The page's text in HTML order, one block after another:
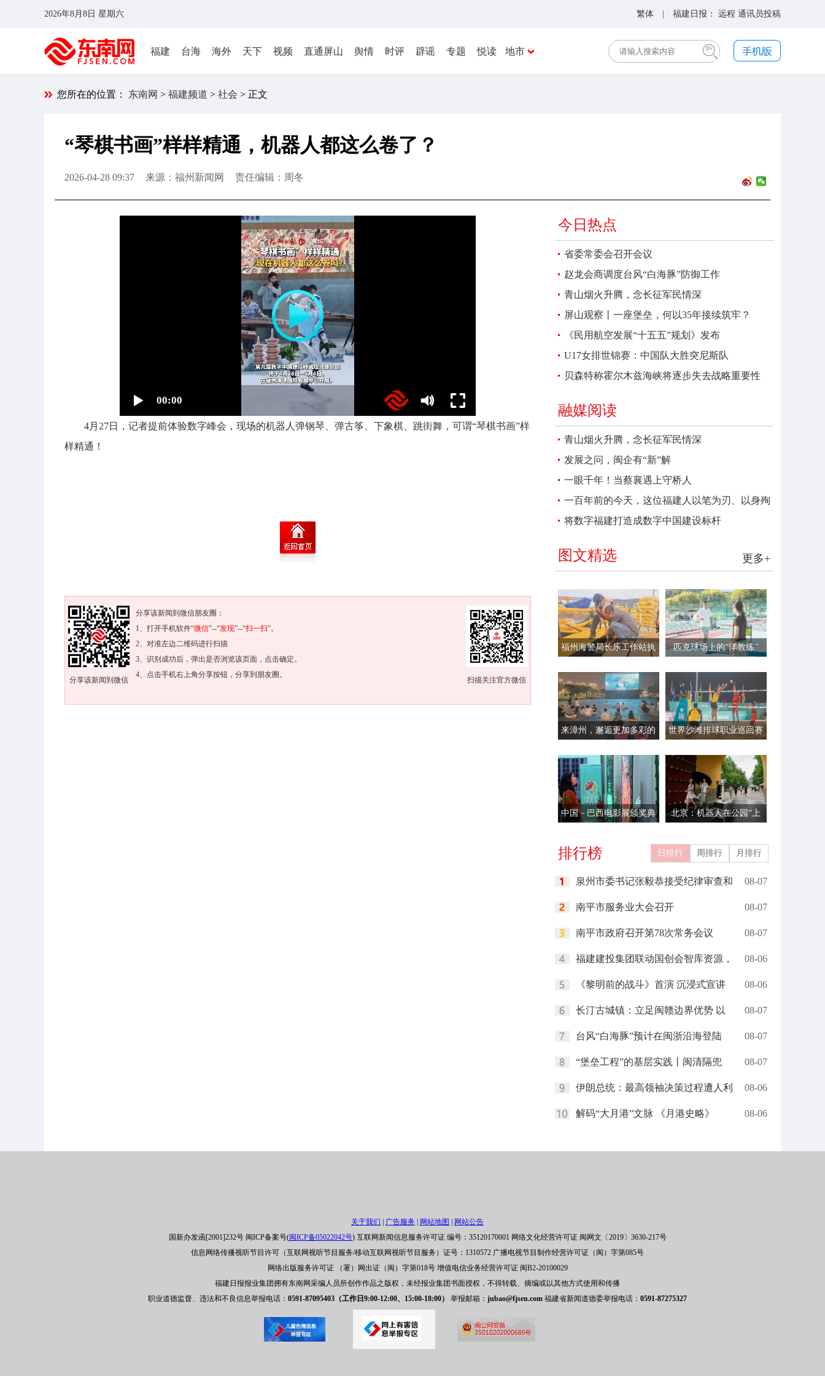
2026年8月8日 星期六 繁体 | 福建日报： 远程 通讯员投稿
福建 台海 海外 天下 视频 直通屏山 舆情 时评 辟谣 专题 悦读 地市
您所在的位置： 东南网 > 福建频道 > 社会 > 正文
“琴棋书画”样样精通，机器人都这么卷了？
2026-04-28 09:37 来源：福州新闻网 责任编辑：周冬
00:00
4月27日，记者提前体验数字峰会，现场的机器人弹钢琴、弹古筝、下象棋、跳街舞，可谓“琴棋书画”样
样精通！
扫描关注官方微信
分享该新闻到微信
分享该新闻到微信朋友圈：
1、打开手机软件“微信”--“发现”--“扫一扫”。
2、对准左边二维码进行扫描
3、识别成功后，弹出是否浏览该页面，点击确定。
4、点击手机右上角分享按钮，分享到朋友圈。
今日热点
省委常委会召开会议
赵龙会商调度台风“白海豚”防御工作
青山烟火升腾，念长征军民情深
屏山观察丨一座堡垒，何以35年接续筑牢？
《民用航空发展“十五五”规划》发布
U17女排世锦赛：中国队大胜突尼斯队
贝森特称霍尔木兹海峡将逐步失去战略重要性
融媒阅读
青山烟火升腾，念长征军民情深
发展之问，闽企有“新”解
一眼千年！当蔡襄遇上守桥人
一百年前的今天，这位福建人以笔为刃、以身殉
报
将数字福建打造成数字中国建设标杆
更多+
图文精选
福州海警局长乐工作站执
匹克球场上的“洋教练”
来漳州，邂逅更加多彩的
世界沙滩排球职业巡回赛
中国－巴西电影展颁奖典
北京：机器人在公园“上
排行榜 日排行 周排行 月排行
泉州市委书记张毅恭接受纪律审查和 08-07
南平市服务业大会召开 08-07
南平市政府召开第78次常务会议 08-07
福建建投集团联动国创会智库资源， 08-06
《黎明前的战斗》首演 沉浸式宣讲 08-06
长汀古城镇：立足闽赣边界优势 以 08-07
台风“白海豚”预计在闽浙沿海登陆 08-07
“堡垒工程”的基层实践丨闽清隔兜 08-07
伊朗总统：最高领袖决策过程遭人利 08-06
解码“大月港”文脉 《月港史略》 08-06